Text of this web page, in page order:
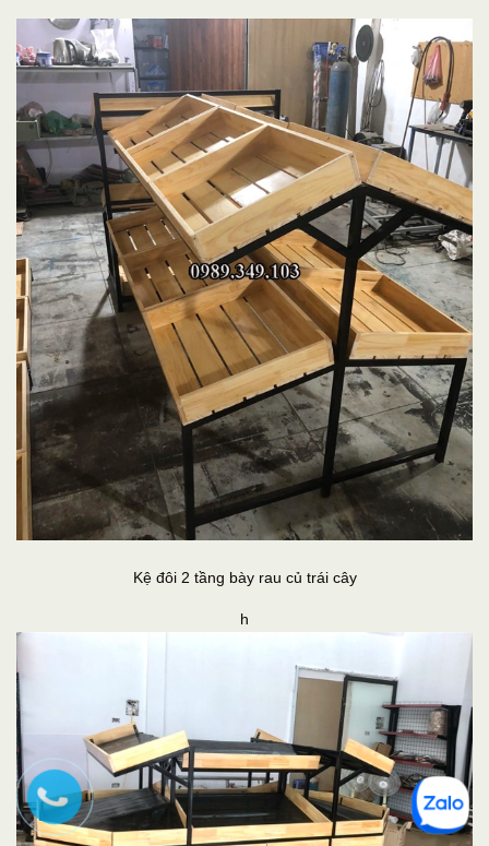
Kệ đôi 2 tầng bày rau củ trái cây
h